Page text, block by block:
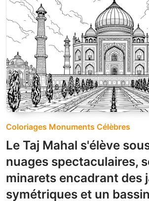
Coloriages Monuments Célèbres
Le Taj Mahal s'élève
nuages spectaculaires,
minarets encadrant des
symétriques et un